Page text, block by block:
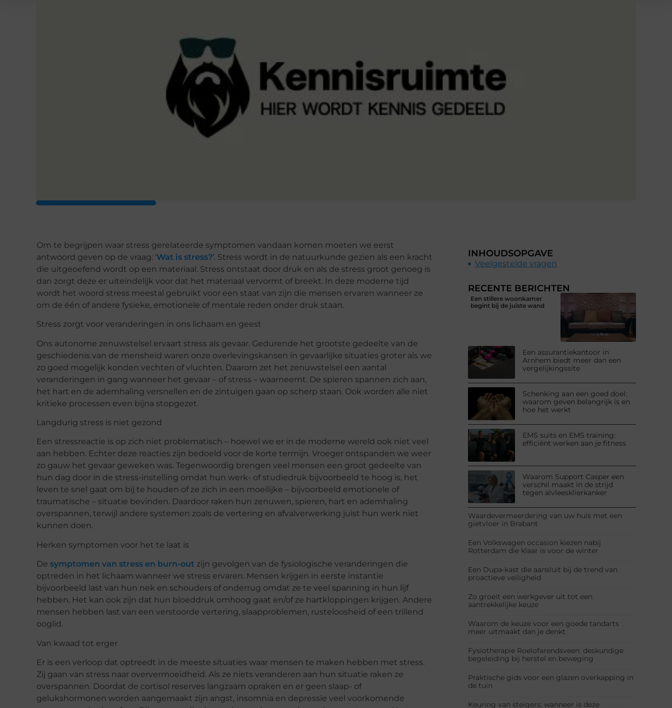
Om te begrijpen waar stress gerelateerde symptomen vandaan komen moeten we eerst
antwoord geven op de vraag: ‘Wat is stress?’. Stress wordt in de natuurkunde gezien als een kracht
die uitgeoefend wordt op een materiaal. Stress ontstaat door druk en als de stress groot genoeg is
dan zorgt deze er uiteindelijk voor dat het materiaal vervormt of breekt. In deze moderne tijd
wordt het woord stress meestal gebruikt voor een staat van zijn die mensen ervaren wanneer ze
om de één of andere fysieke, emotionele of mentale reden onder druk staan.
Stress zorgt voor veranderingen in ons lichaam en geest
Ons autonome zenuwstelsel ervaart stress als gevaar. Gedurende het grootste gedeelte van de
geschiedenis van de mensheid waren onze overlevingskansen in gevaarlijke situaties groter als we
zo goed mogelijk konden vechten of vluchten. Daarom zet het zenuwstelsel een aantal
veranderingen in gang wanneer het gevaar – of stress – waarneemt. De spieren spannen zich aan,
het hart en de ademhaling versnellen en de zintuigen gaan op scherp staan. Ook worden alle niet
kritieke processen even bijna stopgezet.
Langdurig stress is niet gezond
Een stressreactie is op zich niet problematisch – hoewel we er in de moderne wereld ook niet veel
aan hebben. Echter deze reacties zijn bedoeld voor de korte termijn. Vroeger ontspanden we weer
zo gauw het gevaar geweken was. Tegenwoordig brengen veel mensen een groot gedeelte van
hun dag door in de stress-instelling omdat hun werk- of studiedruk bijvoorbeeld te hoog is, het
leven te snel gaat om bij te houden of ze zich in een moeilijke – bijvoorbeeld emotionele of
traumatische – situatie bevinden. Daardoor raken hun zenuwen, spieren, hart en ademhaling
overspannen, terwijl andere systemen zoals de vertering en afvalverwerking juist hun werk niet
kunnen doen.
Herken symptomen voor het te laat is
De symptomen van stress en burn-out zijn gevolgen van de fysiologische veranderingen die
optreden in het lichaam wanneer we stress ervaren. Mensen krijgen in eerste instantie
bijvoorbeeld last van hun nek en schouders of onderrug omdat ze te veel spanning in hun lijf
hebben. Het kan ook zijn dat hun bloeddruk omhoog gaat en/of ze hartkloppingen krijgen. Andere
mensen hebben last van een verstoorde vertering, slaapproblemen, rusteloosheid of een trillend
ooglid.
Van kwaad tot erger
Er is een verloop dat optreedt in de meeste situaties waar mensen te maken hebben met stress.
Zij gaan van stress naar oververmoeidheid. Als ze niets veranderen aan hun situatie raken ze
overspannen. Doordat de cortisol reserves langzaam opraken en er geen slaap- of
gelukshormonen worden aangemaakt zijn angst, insomnia en depressie veel voorkomende
INHOUDSOPGAVE
Veelgestelde vragen
RECENTE BERICHTEN
Een stillere woonkamer
begint bij de juiste wand
Een assurantiekantoor in
Arnhem biedt meer dan een
vergelijkingssite
Schenking aan een goed doel:
waarom geven belangrijk is en
hoe het werkt
EMS suits en EMS training:
efficiënt werken aan je fitness
Waarom Support Casper een
verschil maakt in de strijd
tegen alvleesklierkanker
Waardevermeerdering van uw huis met een
gietvloer in Brabant
Een Volkswagen occasion kiezen nabij
Rotterdam die klaar is voor de winter
Een Dupa-kast die aansluit bij de trend van
proactieve veiligheid
Zo groeit een werkgever uit tot een
aantrekkelijke keuze
Waarom de keuze voor een goede tandarts
meer uitmaakt dan je denkt
Fysiotherapie Roelofarendsveen: deskundige
begeleiding bij herstel en beweging
Praktische gids voor een glazen overkapping in
de tuin
Keuring van steigers: wanneer is deze